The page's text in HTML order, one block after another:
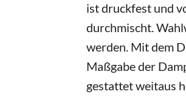
ist druckfest und
durchmischt.
werden. Mit dem
Maßgabe der
gestattet weitaus